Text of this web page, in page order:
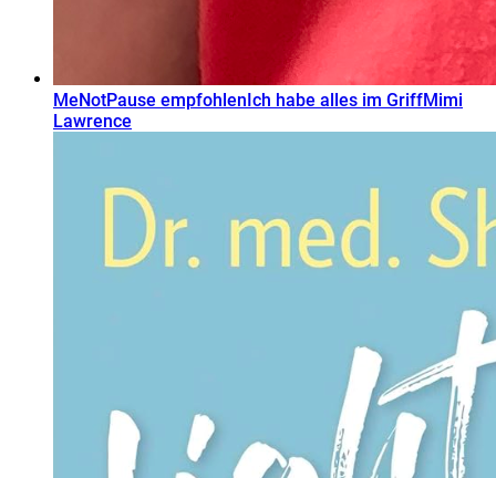
MeNotPause empfohlenIch habe alles im GriffMimi
Lawrence